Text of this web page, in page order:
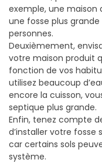
exemple, une maison
une fosse plus
personnes.
Deuxièmement,
votre maison produit
fonction de vos
utilisez beaucoup
encore la cuisson,
septique plus grande.
Enfin, tenez compte
d’installer votre
car certains sols
système.